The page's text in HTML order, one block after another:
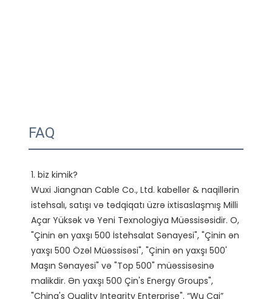
FAQ
1. biz kimik?
Wuxi Jiangnan Cable Co., Ltd. kabellər & naqillərin
istehsalı, satışı və tədqiqatı üzrə ixtisaslaşmış Milli
Açar Yüksək və Yeni Texnologiya Müəssisəsidir. O,
"Çinin ən yaxşı 500 İstehsalat Sənayesi", "Çinin ən
yaxşı 500 Özəl Müəssisəsi", "Çinin ən yaxşı 500'
Maşın Sənayesi" və "Top 500" müəssisəsinə
malikdir. Ən yaxşı 500 Çin's Energy Groups",
"China's Quality Integrity Enterprise". “Wu Cai”